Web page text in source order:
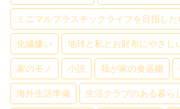
ミニマルプラスチックライフを目指した
化繊嫌い 地球と私とお財布にやさし
家のモノ 小説 我が家の食器棚
海外生活準備 生活クラブのある暮ら